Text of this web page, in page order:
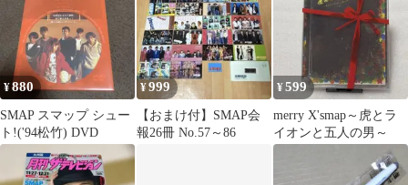
¥880
SMAP スマップ シュー
ト!('94松竹) DVD
¥999
【おまけ付】SMAP会
報26冊 No.57～86
¥599
merry X'smap～虎とラ
イオンと五人の男～